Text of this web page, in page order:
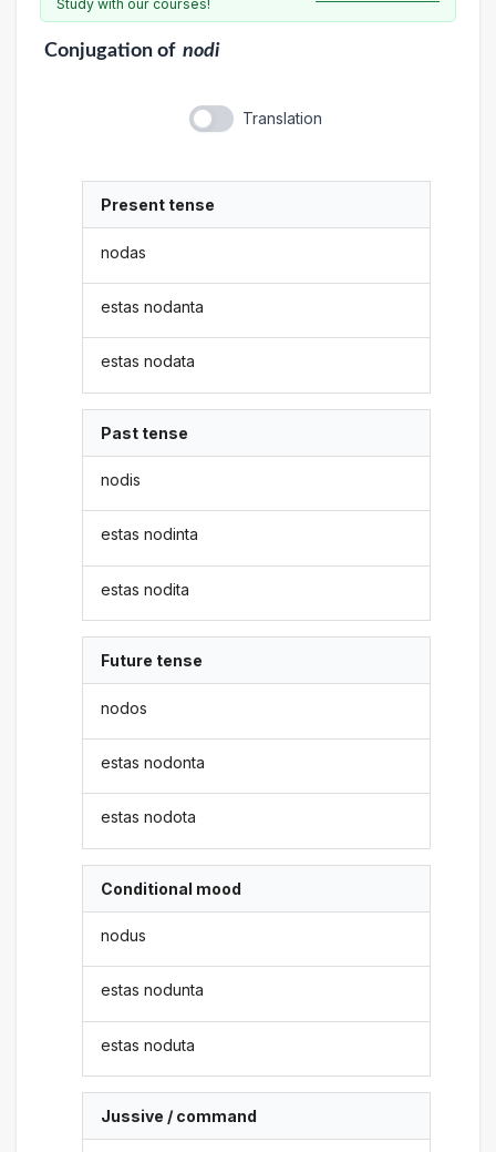
Study with our courses!
Conjugationof nodi
Translation
Present tense
nodas
estas nodanta
estas nodata
Past tense
nodis
estas nodinta
estas nodita
Future tense
nodos
estas nodonta
estas nodota
Conditional mood
nodus
estas nodunta
estas noduta
Jussive / command